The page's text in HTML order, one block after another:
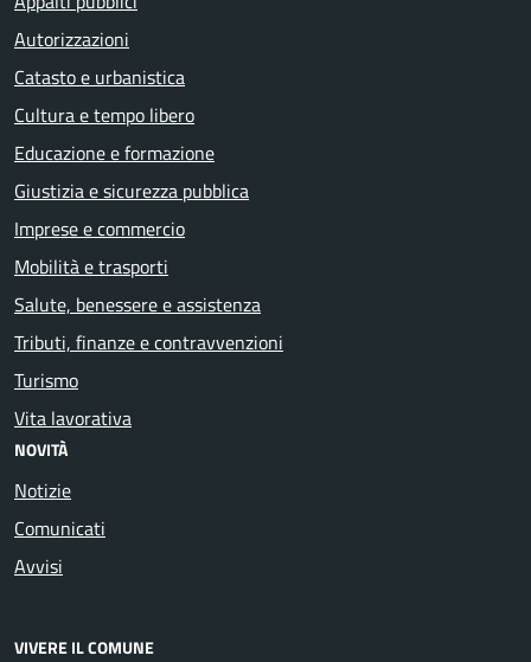
Autorizzazioni
Catasto e urbanistica
Cultura e tempo libero
Educazione e formazione
Giustizia e sicurezza pubblica
Imprese e commercio
Mobilità e trasporti
Salute, benessere e assistenza
Tributi, finanze e contravvenzioni
Turismo
Vita lavorativa
NOVITÀ
Notizie
Comunicati
Avvisi
VIVERE IL COMUNE